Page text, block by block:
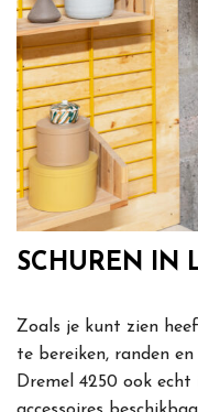
SCHUREN IN
Zoals je kunt zien
te bereiken, randen
Dremel 4250 ook